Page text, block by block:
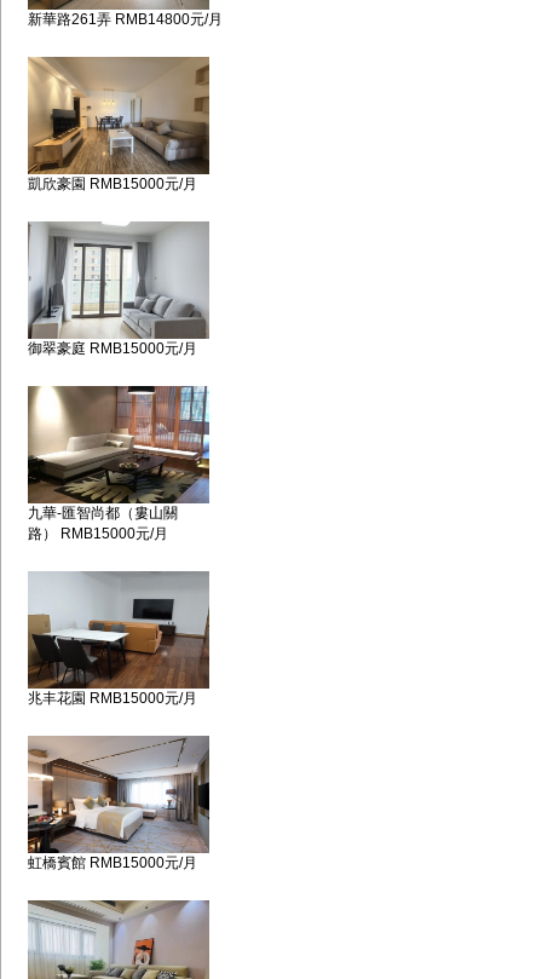
新華路261弄 RMB14800元/月
凱欣豪園 RMB15000元/月
御翠豪庭 RMB15000元/月
九華-匯智尚都（婁山關
路） RMB15000元/月
兆丰花園 RMB15000元/月
虹橋賓館 RMB15000元/月